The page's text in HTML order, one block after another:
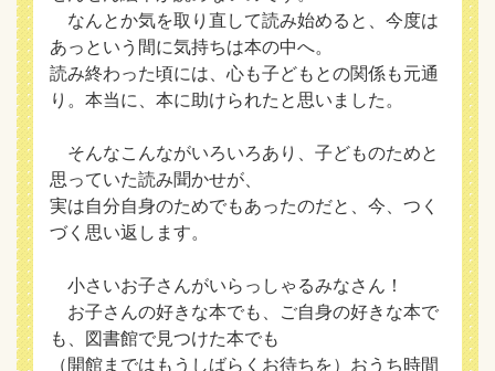
なんとか気を取り直して読み始めると、今度は
あっという間に気持ちは本の中へ。
読み終わった頃には、心も子どもとの関係も元通
り。本当に、本に助けられたと思いました。
そんなこんながいろいろあり、子どものためと
思っていた読み聞かせが、
実は自分自身のためでもあったのだと、今、つく
づく思い返します。
小さいお子さんがいらっしゃるみなさん！
お子さんの好きな本でも、ご自身の好きな本で
も、図書館で見つけた本でも
（開館まではもうしばらくお待ちを）おうち時間